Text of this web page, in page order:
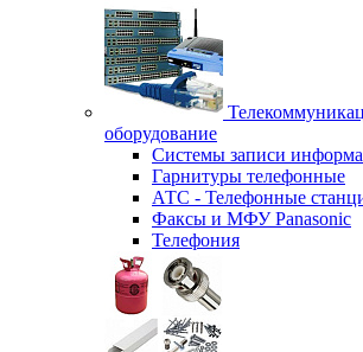
оборудование
Системы записи
Гарнитуры телефонные
АТС - Телефонные
Факсы и МФУ Panasonic
Телефония